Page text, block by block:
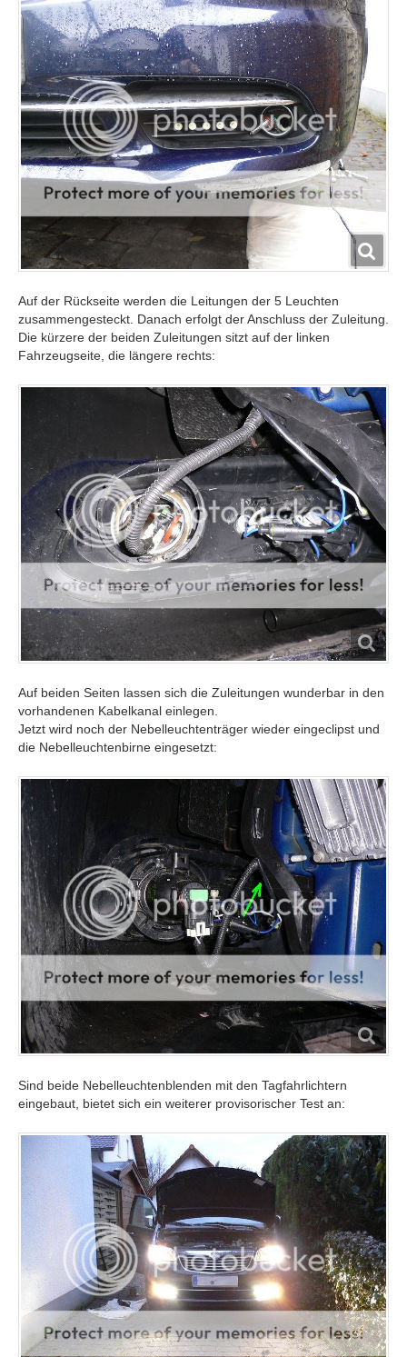
Auf der Rückseite werden die Leitungen der 5 Leuchten
zusammengesteckt. Danach erfolgt der Anschluss der Zuleitung.
Die kürzere der beiden Zuleitungen sitzt auf der linken
Fahrzeugseite, die längere rechts:
Auf beiden Seiten lassen sich die Zuleitungen wunderbar in den
vorhandenen Kabelkanal einlegen.
Jetzt wird noch der Nebelleuchtenträger wieder eingeclipst und
die Nebelleuchtenbirne eingesetzt:
Sind beide Nebelleuchtenblenden mit den Tagfahrlichtern
eingebaut, bietet sich ein weiterer provisorischer Test an: